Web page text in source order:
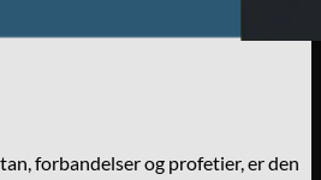
forbandelser og profetier, er den